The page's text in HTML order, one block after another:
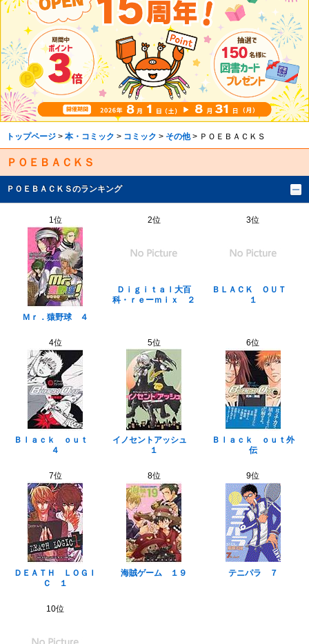
トップページ> 本・コミック > コミック > その他> ＰＯＥＢＡＣＫＳ
ＰＯＥＢＡＣＫＳ
ＰＯＥＢＡＣＫＳのランキング
1位
Ｍｒ．猿野球 ４
2位
Ｄｉｇｉｔａｌ大百
科・ｒｅーｍｉｘ ２
3位
ＢＬＡＣＫ ＯＵＴ
１
4位
Ｂｌａｃｋ ｏｕｔ
４
5位
イノセントアッシュ
１
6位
Ｂｌａｃｋ ｏｕｔ外
伝
7位
ＤＥＡＴＨ ＬＯＧＩ
Ｃ １
8位
海賊ゲーム １９
9位
テニパラ ７
10位